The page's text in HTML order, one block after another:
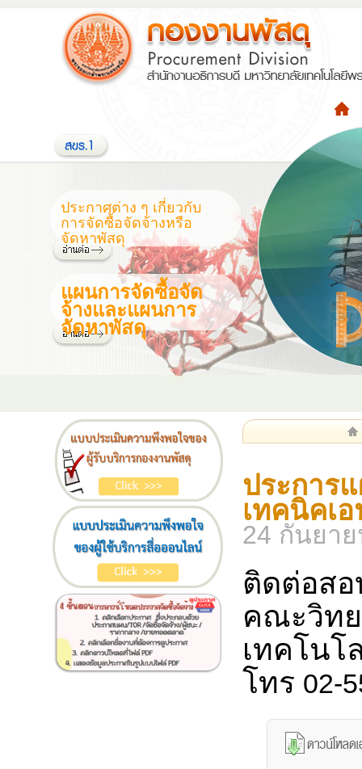
ประกาศต่าง ๆ เกี่ยวกับ
การจัดซื้อจัดจ้างหรือ
จัดหาพัสดุ
แผนการจัดซื้อจัด
จ้างและแผนการ
จัดหาพัสดุ
ประการ
เทคนิคเ
24 กันยา
ติดต่อส
คณะวิท
เทคโนโ
โทร 02-